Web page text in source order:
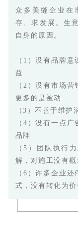
众多美缝企业在
存、求发展。生
自身的原因。
（1）没有品牌
益
（2）没有市场
更多的是被动
（3）不善于维护
（4）没有一点
品牌
（5）团队执行
解，对施工没有
（6）许多企业
式，没有转化为价